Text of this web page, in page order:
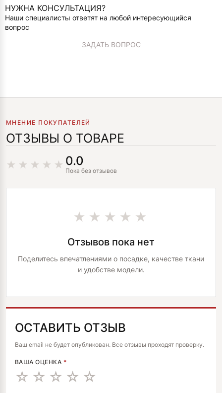
НУЖНА КОНСУЛЬТАЦИЯ?
Наши специалисты ответят на любой интересующийся
вопрос
ЗАДАТЬ ВОПРОС
МНЕНИЕ ПОКУПАТЕЛЕЙ
ОТЗЫВЫ О ТОВАРЕ
0.0
Пока без отзывов
★★★★★
Отзывов пока нет
Поделитесь впечатлениями о посадке, качестве ткани
и удобстве модели.
ОСТАВИТЬ ОТЗЫВ
Ваш email не будет опубликован. Все отзывы проходят проверку.
ВАША ОЦЕНКА *
ALTERNATIVE: